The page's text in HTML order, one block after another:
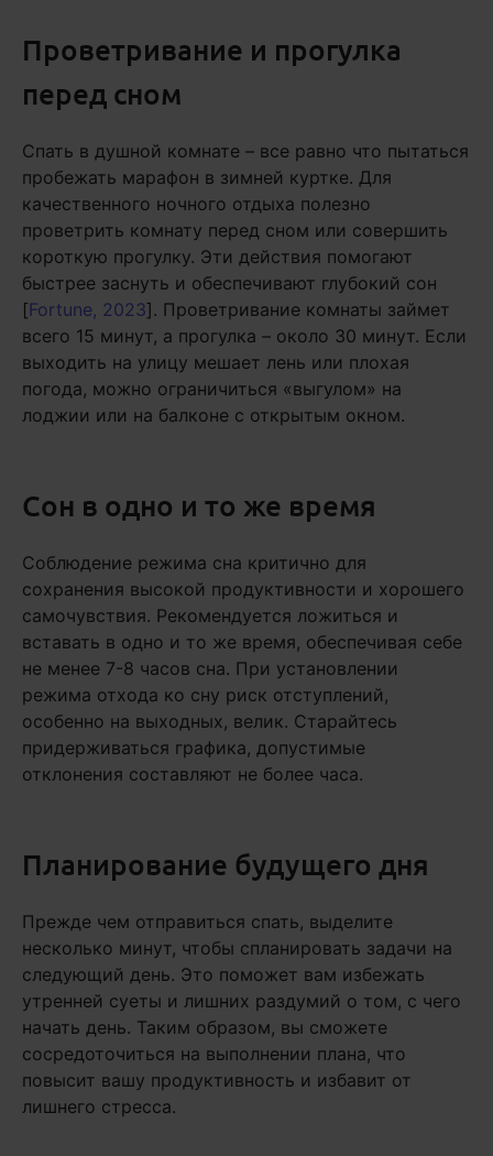
Проветривание и прогулка
перед сном
Спать в душной комнате – все равно что пытаться
пробежать марафон в зимней куртке. Для
качественного ночного отдыха полезно
проветрить комнату перед сном или совершить
короткую прогулку. Эти действия помогают
быстрее заснуть и обеспечивают глубокий сон
[Fortune, 2023]. Проветривание комнаты займет
всего 15 минут, а прогулка – около 30 минут. Если
выходить на улицу мешает лень или плохая
погода, можно ограничиться «выгулом» на
лоджии или на балконе с открытым окном.
Сон в одно и то же время
Соблюдение режима сна критично для
сохранения высокой продуктивности и хорошего
самочувствия. Рекомендуется ложиться и
вставать в одно и то же время, обеспечивая себе
не менее 7-8 часов сна. При установлении
режима отхода ко сну риск отступлений,
особенно на выходных, велик. Старайтесь
придерживаться графика, допустимые
отклонения составляют не более часа.
Планирование будущего дня
Прежде чем отправиться спать, выделите
несколько минут, чтобы спланировать задачи на
следующий день. Это поможет вам избежать
утренней суеты и лишних раздумий о том, с чего
начать день. Таким образом, вы сможете
сосредоточиться на выполнении плана, что
повысит вашу продуктивность и избавит от
лишнего стресса.